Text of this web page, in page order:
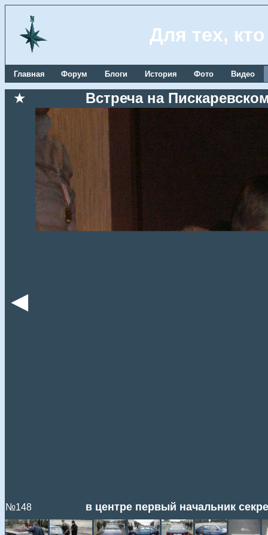
Для тех,
Главная Форум Блоги История Фото Видео
★ Встреча на
◄
№148 в центре первый начальник